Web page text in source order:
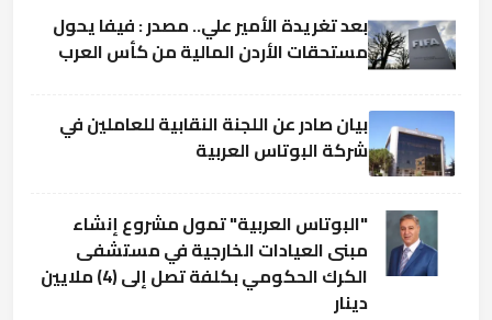
بعد تغريدة الأمير علي.. مصدر : فيفا يحول
مستحقات الأردن المالية من كأس العرب
بيان صادر عن اللجنة النقابية للعاملين في
شركة البوتاس العربية
"البوتاس العربية" تمول مشروع إنشاء
مبنى العيادات الخارجية في مستشفى
الكرك الحكومي بكلفة تصل إلى (4) ملايين
دينار